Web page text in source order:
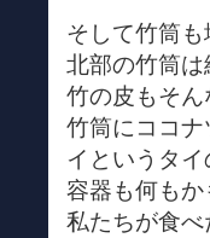
そして竹筒も
北部の竹筒は
竹の皮もそ
竹筒にココ
イというタ
容器も何も
私たちが食